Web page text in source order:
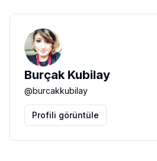
Burçak Kubilay
@burcakkubilay
Profili görüntüle